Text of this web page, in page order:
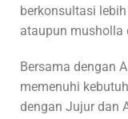
berkonsultasi
ataupun musholla
Bersama dengan
memenuhi
dengan Jujur dan